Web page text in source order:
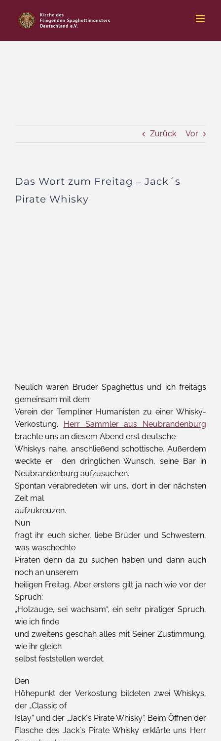
Inhalt
springen
Zurück Vor
Das Wort zum Freitag – Jack´s
Pirate Whisky
Neulich waren Bruder Spaghettus und ich freitags
gemeinsam mit dem
Verein der Templiner Humanisten zu einer Whisky-
Verkostung. Herr Sammler aus Neubrandenburg
brachte uns an diesem Abend erst deutsche
Whiskys nahe, anschließend schottische. Außerdem
weckte er den dringlichen Wunsch, seine Bar in
Neubrandenburg aufzusuchen.
Spontan verabredeten wir uns, dort in der nächsten
Zeit mal
aufzukreuzen.
Nun
fragt ihr euch sicher, liebe Brüder und Schwestern,
was waschechte
Piraten denn da zu suchen haben und dann auch
noch an unserem
heiligen Freitag. Aber erstens gilt ja nach wie vor der
Spruch:
„Holzauge, sei wachsam“, ein sehr piratiger Spruch,
wie ich finde
und zweitens geschah alles mit Seiner Zustimmung,
wie ihr gleich
selbst feststellen werdet.
Den
Höhepunkt der Verkostung bildeten zwei Whiskys,
der „Classic of
Islay“ und der „Jack´s Pirate Whisky“. Beim Öffnen der
Flasche des Jack´s Pirate Whisky erklärte uns Herr